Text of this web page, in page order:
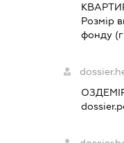
Розмір
фонду